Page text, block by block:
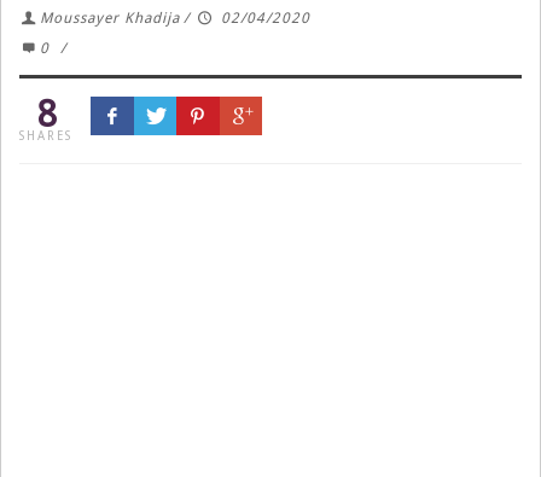
Moussayer Khadija /
02/04/2020
0
/
8
SHARES